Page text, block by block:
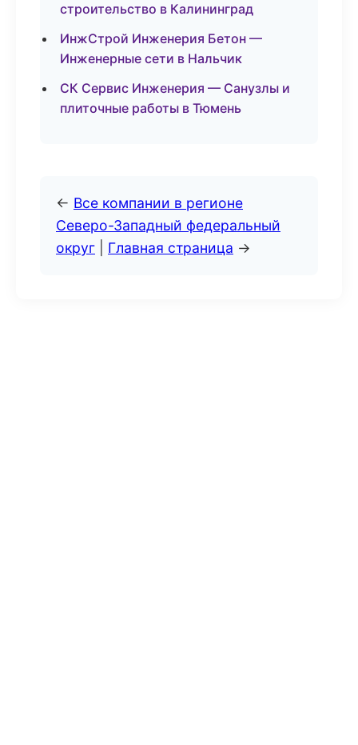
строительство в Калининград
ИнжСтрой Инженерия Бетон —
Инженерные сети в Нальчик
СК Сервис Инженерия — Санузлы и
плиточные работы в Тюмень
← Все компании в регионе
Северо-Западный федеральный
округ
Главная страница →